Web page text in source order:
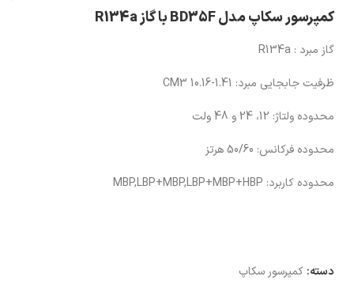
کمپرسور سکاپ مدل BD35F با گاز R134a
گاز مبرد : R134a
ظرفیت جابجایی مبرد: 1.41-10.16 CM3
محدوده ولتاژ: 12، 24 و 48 ولت
محدوده فرکانس: 50/60 هرتز
محدوده کاربرد: MBP,LBP+MBP,LBP+MBP+HBP
دسته: کمپرسور سکاپ